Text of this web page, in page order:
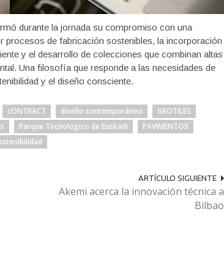
durante la jornada su compromiso con una
procesos de fabricación sostenibles, la incorporación
y el desarrollo de colecciones que combinan altas
Una filosofía que responde a las necesidades de
y el diseño consciente.
cONTRACT diseño contemporáneo
GEOTILES
Parque Tecnológico de Euskadi
PAVIMENTOS
ARTÍCULO SIGUIENTE
Akemi acerca la innovación técnica a
Bilbao